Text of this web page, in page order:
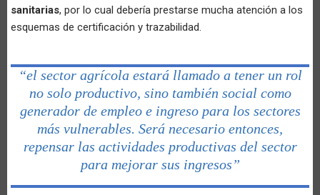
sanitarias, por lo cual debería prestarse mucha atención a los
esquemas de certificación y trazabilidad.
“el sector agrícola estará llamado a tener un rol
no solo productivo, sino también social como
generador de empleo e ingreso para los sectores
más vulnerables. Será necesario entonces,
repensar las actividades productivas del sector
para mejorar sus ingresos”